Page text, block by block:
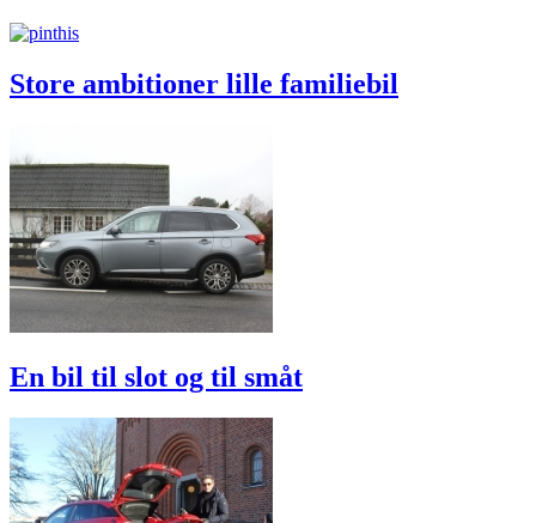
Store ambitioner lille familiebil
En bil til slot og til småt